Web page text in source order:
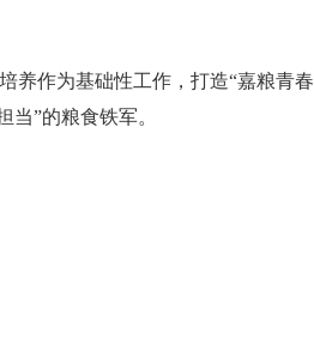
养作为基础性工作，打造“嘉粮青春
”的粮食铁军。